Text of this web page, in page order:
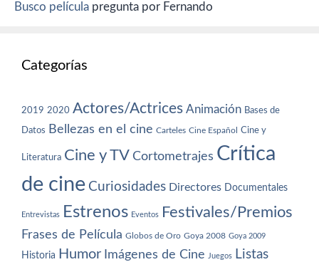
Busco película pregunta por Fernando
Categorías
2019 2020 Actores/Actrices Animación Bases de
Datos Bellezas en el cine Carteles Cine Español Cine y
Literatura Cine y TV Cortometrajes Crítica
de cine Curiosidades Directores Documentales
Entrevistas Estrenos Eventos Festivales/Premios
Frases de Película Globos de Oro Goya 2008 Goya 2009
Historia Humor Imágenes de Cine Juegos Listas